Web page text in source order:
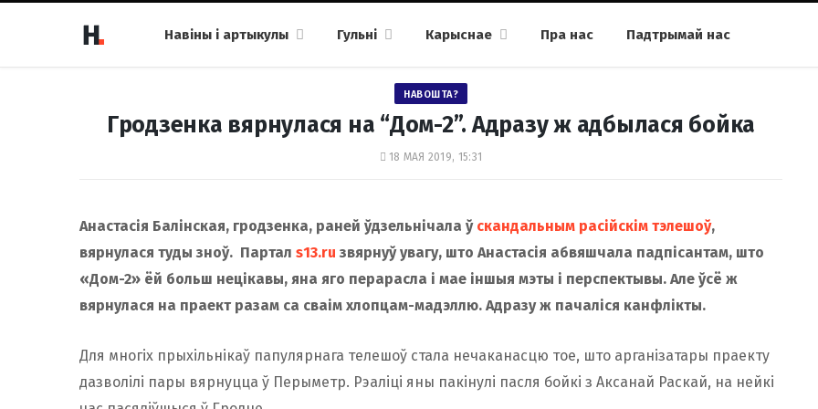
Навіны і артыкулы Гульні Карыснае Пра нас Падтрымай нас
НАВОШТА?
Гродзенка вярнулася на “Дом-2”. Адразу ж адбылася бойка
18 МАЯ 2019, 15:31
Анастасія Балінская, гродзенка, раней ўдзельнічала ў скандальным расійскім тэлешоў,
вярнулася туды зноў. Партал s13.ru звярнуў увагу, што Анастасія абвяшчала падпісантам, што
«Дом-2» ёй больш нецікавы, яна яго перарасла і мае іншыя мэты і перспектывы. Але ўсё ж
вярнулася на праект разам са сваім хлопцам-мадэллю. Адразу ж пачаліся канфлікты.
Для многіх прыхільнікаў папулярнага телешоў стала нечаканасцю тое, што арганізатары праекту
дазволілі пары вярнуцца ў Перыметр. Рэаліці яны пакінулі пасля бойкі з Аксанай Раскай, на нейкі